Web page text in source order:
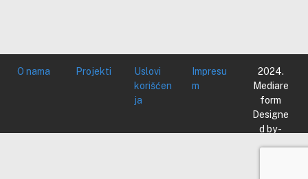
O nama Projekti
Uslovi
korišćen
ja
Impresu
m
2024.
Mediare
form
Designe
d by -